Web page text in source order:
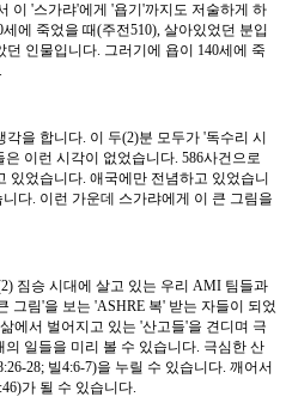
이 '스가랴'에게 '욥기'까지도 저술하게 하
에 죽었을 때(주전510), 살아있었던 분입
인물입니다. 그러기에 욥이 140세에 죽
을 합니다. 이 두(2)분 모두가 '독수리 시
이런 시각이 없었습니다. 586사건으로
있었습니다. 애국에만 전념하고 있었습니
다. 이런 가운데 스가랴에게 이 큰 그림을
짐승 시대에 살고 있는 우리 AMI 팀들과
그림'을 보는 'ASHRE 복' 받는 자들이 되었
에서 벌어지고 있는 '산고들'을 견디며 극
일들을 미리 볼 수 있습니다. 극심한 산
28; 빌4:6-7)을 누릴 수 있습니다. 깨어서
가 될 수 있습니다.